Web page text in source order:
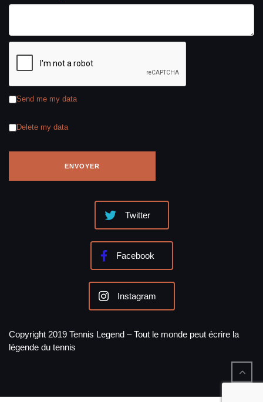
Send me my data
Delete my data
Twitter
Facebook
Instagram
Copyright 2019 Tennis Legend – Tout le monde peut écrire la
légende du tennis